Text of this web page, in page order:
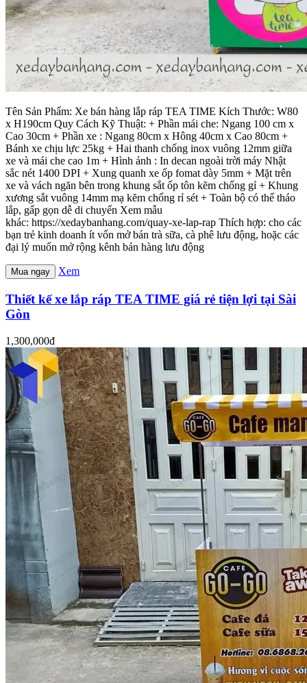
Tên Sản Phẩm: Xe bán hàng lắp ráp TEA TIME Kích Thước: W80
x H190cm Quy Cách Kỹ Thuật: + Phần mái che: Ngang 100 cm x
Cao 30cm + Phần xe : Ngang 80cm x Hông 40cm x Cao 80cm +
Bánh xe chịu lực 25kg + Hai thanh chống inox vuông 12mm giữa
xe và mái che cao 1m + Hình ảnh : In decan ngoài trời máy Nhật
sắc nét 1400 DPI + Xung quanh xe ốp fomat dày 5mm + Mặt trên
xe và vách ngăn bên trong khung sắt ốp tôn kẽm chống gỉ + Khung
xương sắt vuông 14mm mạ kẽm chống rỉ sét + Toàn bộ có thể tháo
lắp, gấp gọn dễ di chuyển Xem mẫu
khác: https://xedaybanhang.com/quay-xe-lap-rap Thích hợp: cho các
bạn trẻ kinh doanh ít vốn mở bán trà sữa, cà phê lưu động, hoặc các
đại lý muốn mở rộng kênh bán hàng lưu động
Mua ngay Xem
Thiết kế xe lắp ráp TEA TIME giá rẻ tiện lợi tại Sài
Gòn
1,300,000đ